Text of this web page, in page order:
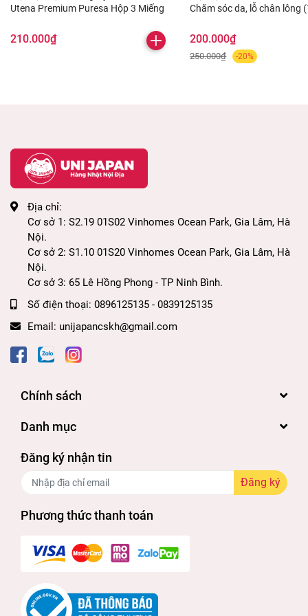
hồi, dưỡng da săn chắc, mờ dần nếp nhăn.
Hỗ trợ trao đổi chất và sản sinh tế bào mới,
Cân bằng và hạn chế tiết dầu nhờn quá mức ở
da, giảm thiểu xuất hiện mụn.
3. Hướng dẫn sử dụng mặt nạ dưỡng da
Mitomo Natural Jojoba Oil Soothing:
​Bước 1: Rửa sạch mặt với sữa rửa mặt và lau
khô.
Bước 2: Lấy miếng mặt nạ ra khỏi túi, đắp lên
mặt, tránh chạm vào vùng mắt.
Bước 3: Thư giãn trong vòng 20 - 30 phút.
Bước 4: Gỡ mặt nạ và sửa sạch lại với nước.
Utena Premium Puresa Hộp 3 Miếng
210.000₫
Chăm sóc da, lỗ chân lông
200.000₫
250.000₫ -20%
Địa chỉ:
Cơ sở 1: S2.19 01S02 Vinhomes Ocean Park, Gia Lâm, Hà
Nội.
Cơ sở 2: S1.10 01S20 Vinhomes Ocean Park, Gia Lâm, Hà
Nội.
Cơ sở 3: 65 Lê Hồng Phong - TP Ninh Bình.
Số điện thoại: 0896125135 - 0839125135
Email: unijapancskh@gmail.com
Chính sách
Danh mục
Đăng ký nhận tin
Đăng ký
Phương thức thanh toán